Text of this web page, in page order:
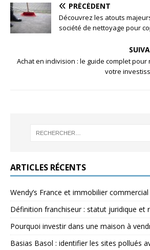
PRÉCÉDENT
Découvrez les atouts
société de nettoyage pour
Achat en indivision : le guide complet pour
votre
ARTICLES RÉCENTS
Wendy’s France et immobilier
Définition franchiseur : statut juridique et
Pourquoi investir dans une maison à
Basias Basol : identifier les sites pollués